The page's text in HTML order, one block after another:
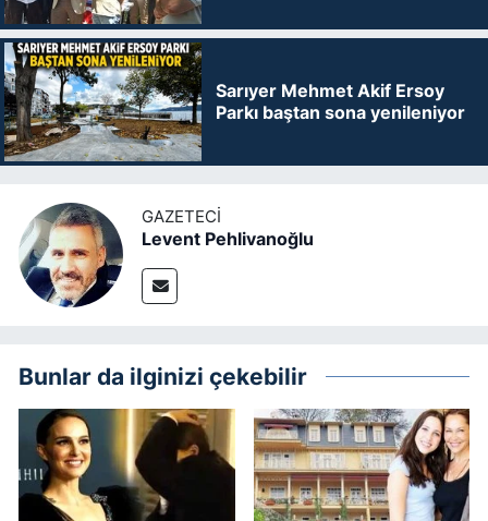
Sarıyer Mehmet Akif Ersoy
Parkı baştan sona yenileniyor
GAZETECI
Levent Pehlivanoğlu
Bunlar da ilginizi çekebilir